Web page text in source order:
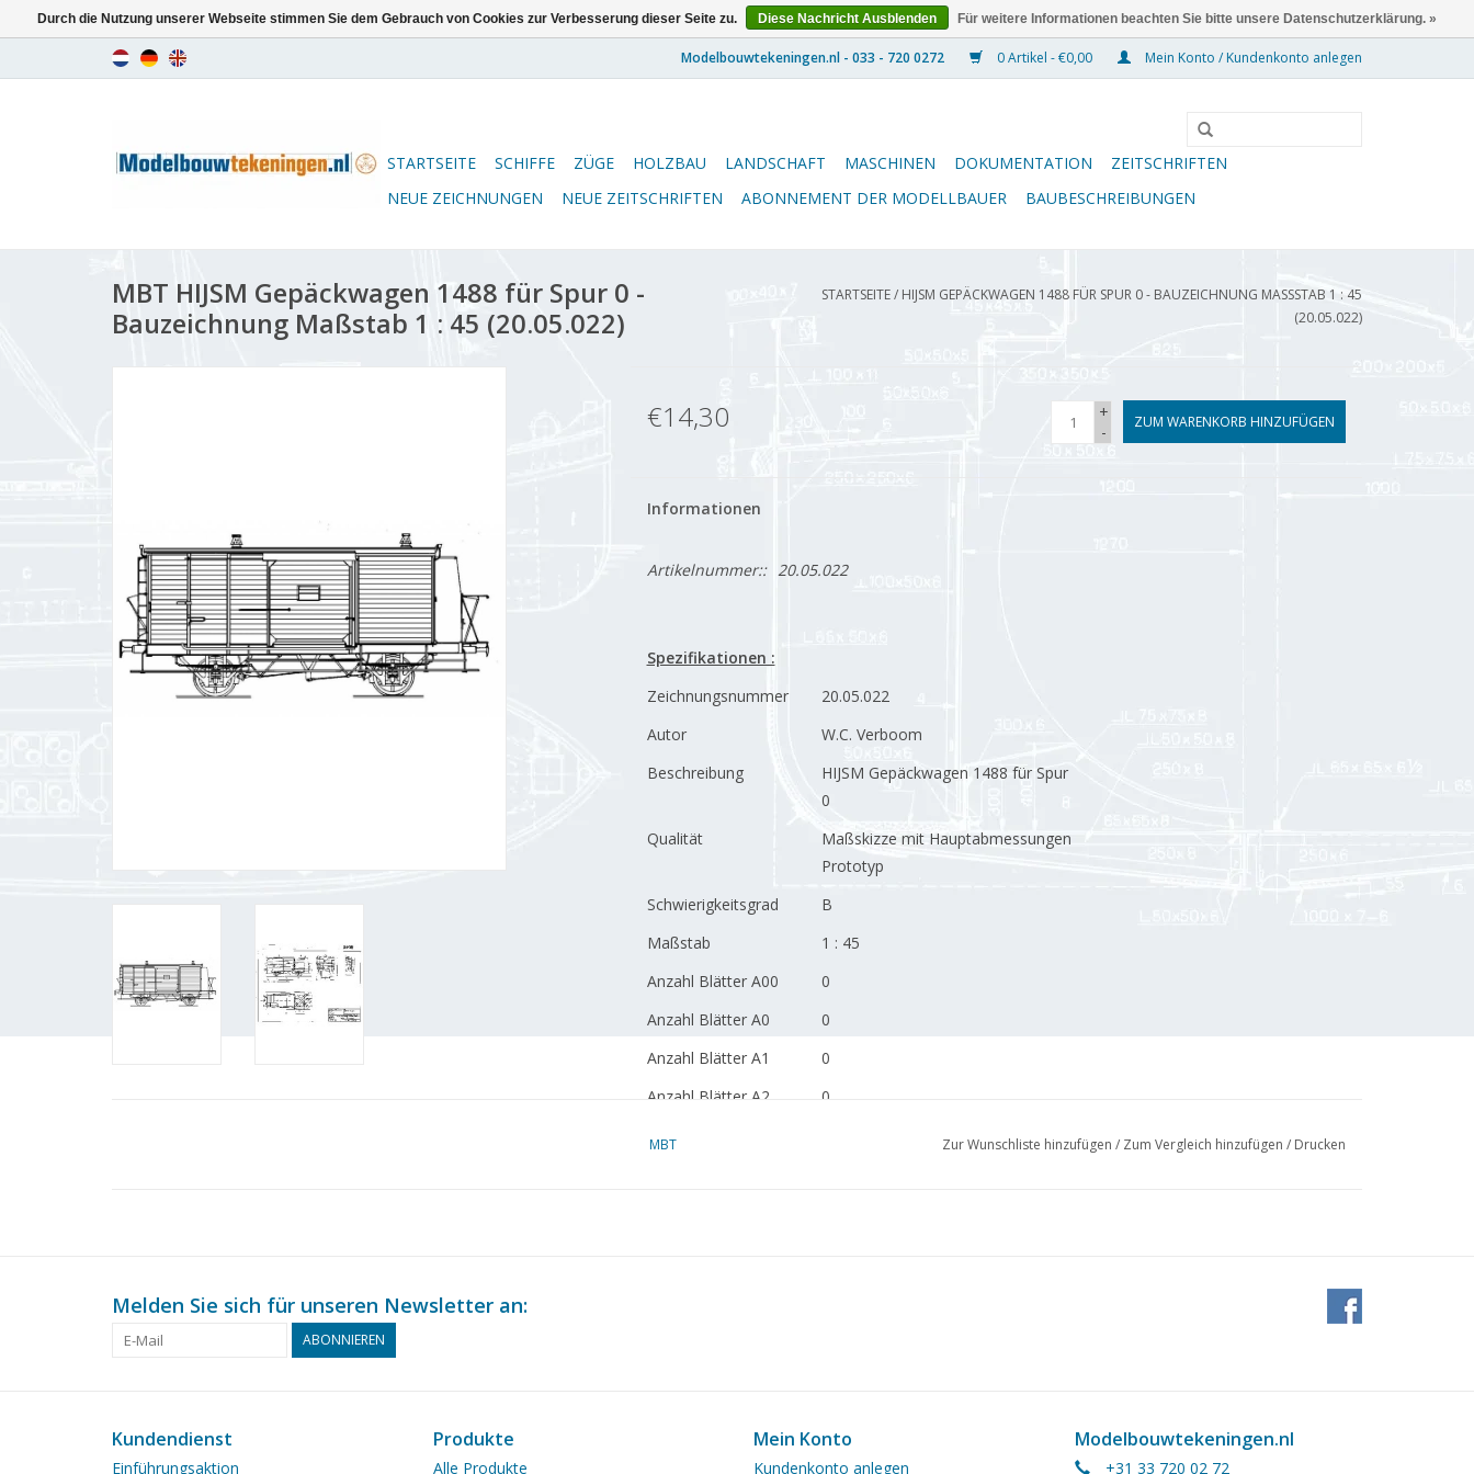
0 Artikel - €0,00 Mein Konto / Kundenkonto anlegen
STARTSEITE SCHIFFE ZÜGE HOLZBAU LANDSCHAFT MASCHINEN DOKUMENTATION
ZEITSCHRIFTEN
NEUE ZEICHNUNGEN
NEUE ZEITSCHRIFTEN ABONNEMENT DER MODELLBAUER BAUBESCHREIBUNGEN
MBT HIJSM Gepäckwagen 1488 für Spur 0 -
Bauzeichnung Maßstab 1 : 45 (20.05.022)
STARTSEITE/ HIJSM GEPÄCKWAGEN 1488 FÜR SPUR 0 - BAUZEICHNUNG MASSSTAB 1 : 45 (
20.05.022)
€14,30
+
-
ZUM WARENKORB HINZUFÜGEN
Informationen
Artikelnummer:: 20.05.022
Spezifikationen :
Zeichnungsnummer
20.05.022
Autor
W.C. Verboom
Beschreibung
HIJSM Gepäckwagen 1488 für Spur
0
Qualität
Maßskizze mit Hauptabmessungen
Prototyp
Schwierigkeitsgrad
B
Maßstab
1 : 45
Anzahl Blätter A00
0
Anzahl Blätter A0
0
Anzahl Blätter A1
0
Anzahl Blätter A2
0
Anzahl Blätter A3
MBT Zur Wunschliste hinzufügen / Zum Vergleich hinzufügen / Drucken
Melden Sie sich für unseren Newsletter an:
ABONNIEREN
Kundendienst
Einführungsaktion
Produkte
Alle Produkte
Mein Konto
Kundenkonto anlegen
Modelbouwtekeningen.nl
+31 33 720 02 72
Durch die Nutzung unserer Webseite stimmen Sie dem Gebrauch von Cookies zur Verbesserung dieser Seite zu. Diese Nachricht Ausblenden Für weitere Informationen beachten Sie bitte unsere Datenschutzerklärung. »